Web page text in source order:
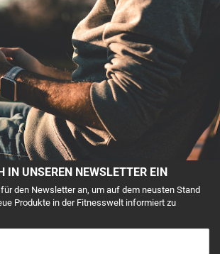
IN UNSEREN NEWSLETTER EIN
den Newsletter an, um auf dem neusten Stand
Produkte in der Fitnesswelt informiert zu